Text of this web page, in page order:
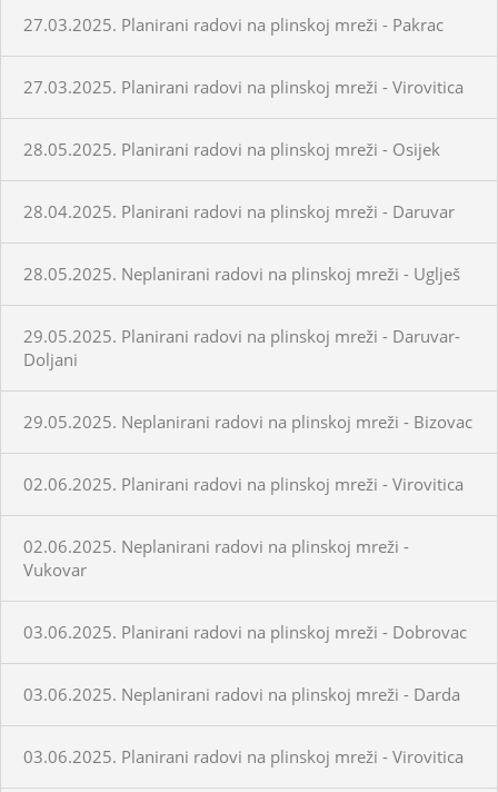
27.03.2025. Planirani radovi na plinskoj mreži - Pakrac
27.03.2025. Planirani radovi na plinskoj mreži - Virovitica
28.05.2025. Planirani radovi na plinskoj mreži - Osijek
28.04.2025. Planirani radovi na plinskoj mreži - Daruvar
28.05.2025. Neplanirani radovi na plinskoj mreži - Uglješ
29.05.2025. Planirani radovi na plinskoj mreži - Daruvar-
Doljani
29.05.2025. Neplanirani radovi na plinskoj mreži - Bizovac
02.06.2025. Planirani radovi na plinskoj mreži - Virovitica
02.06.2025. Neplanirani radovi na plinskoj mreži -
Vukovar
03.06.2025. Planirani radovi na plinskoj mreži - Dobrovac
03.06.2025. Neplanirani radovi na plinskoj mreži - Darda
03.06.2025. Planirani radovi na plinskoj mreži - Virovitica